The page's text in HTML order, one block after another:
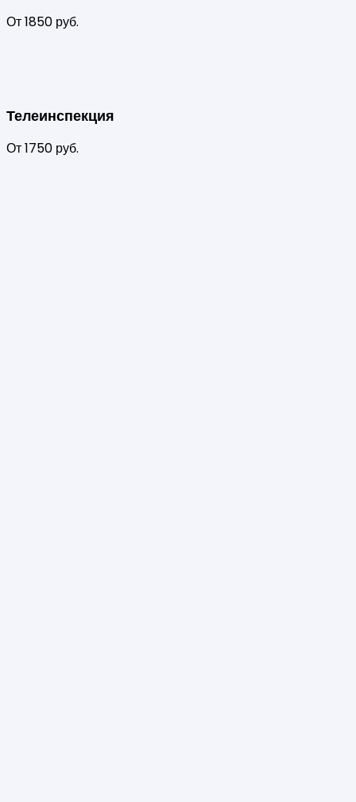
От 1850 руб.
Телеинспекция
От 1750 руб.